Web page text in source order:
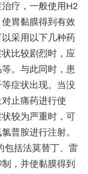
疗，一般使用H2
胃黏膜得到有效
采用以下几种药
比较剧烈时，应
。与此同时，患
症状出现。当没
止痛药进行使
较为严重时，可
普胺进行注射。
包括法莫替丁、雷
，并使黏膜得到